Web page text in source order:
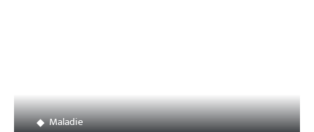
Maladie